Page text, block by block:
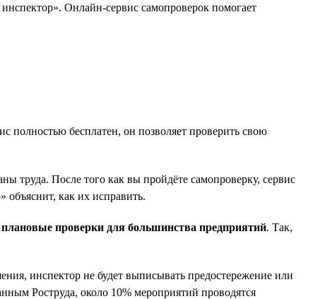
Онлайн-сервис самопроверок помогает
полностью бесплатен, он позволяет проверить свою
труда. После того как вы пройдёте самопроверку, сервис
как их исправить.
проверки для большинства предприятий. Так,
инспектор не будет выписывать предостережение или
Роструда, около 10% мероприятий проводятся